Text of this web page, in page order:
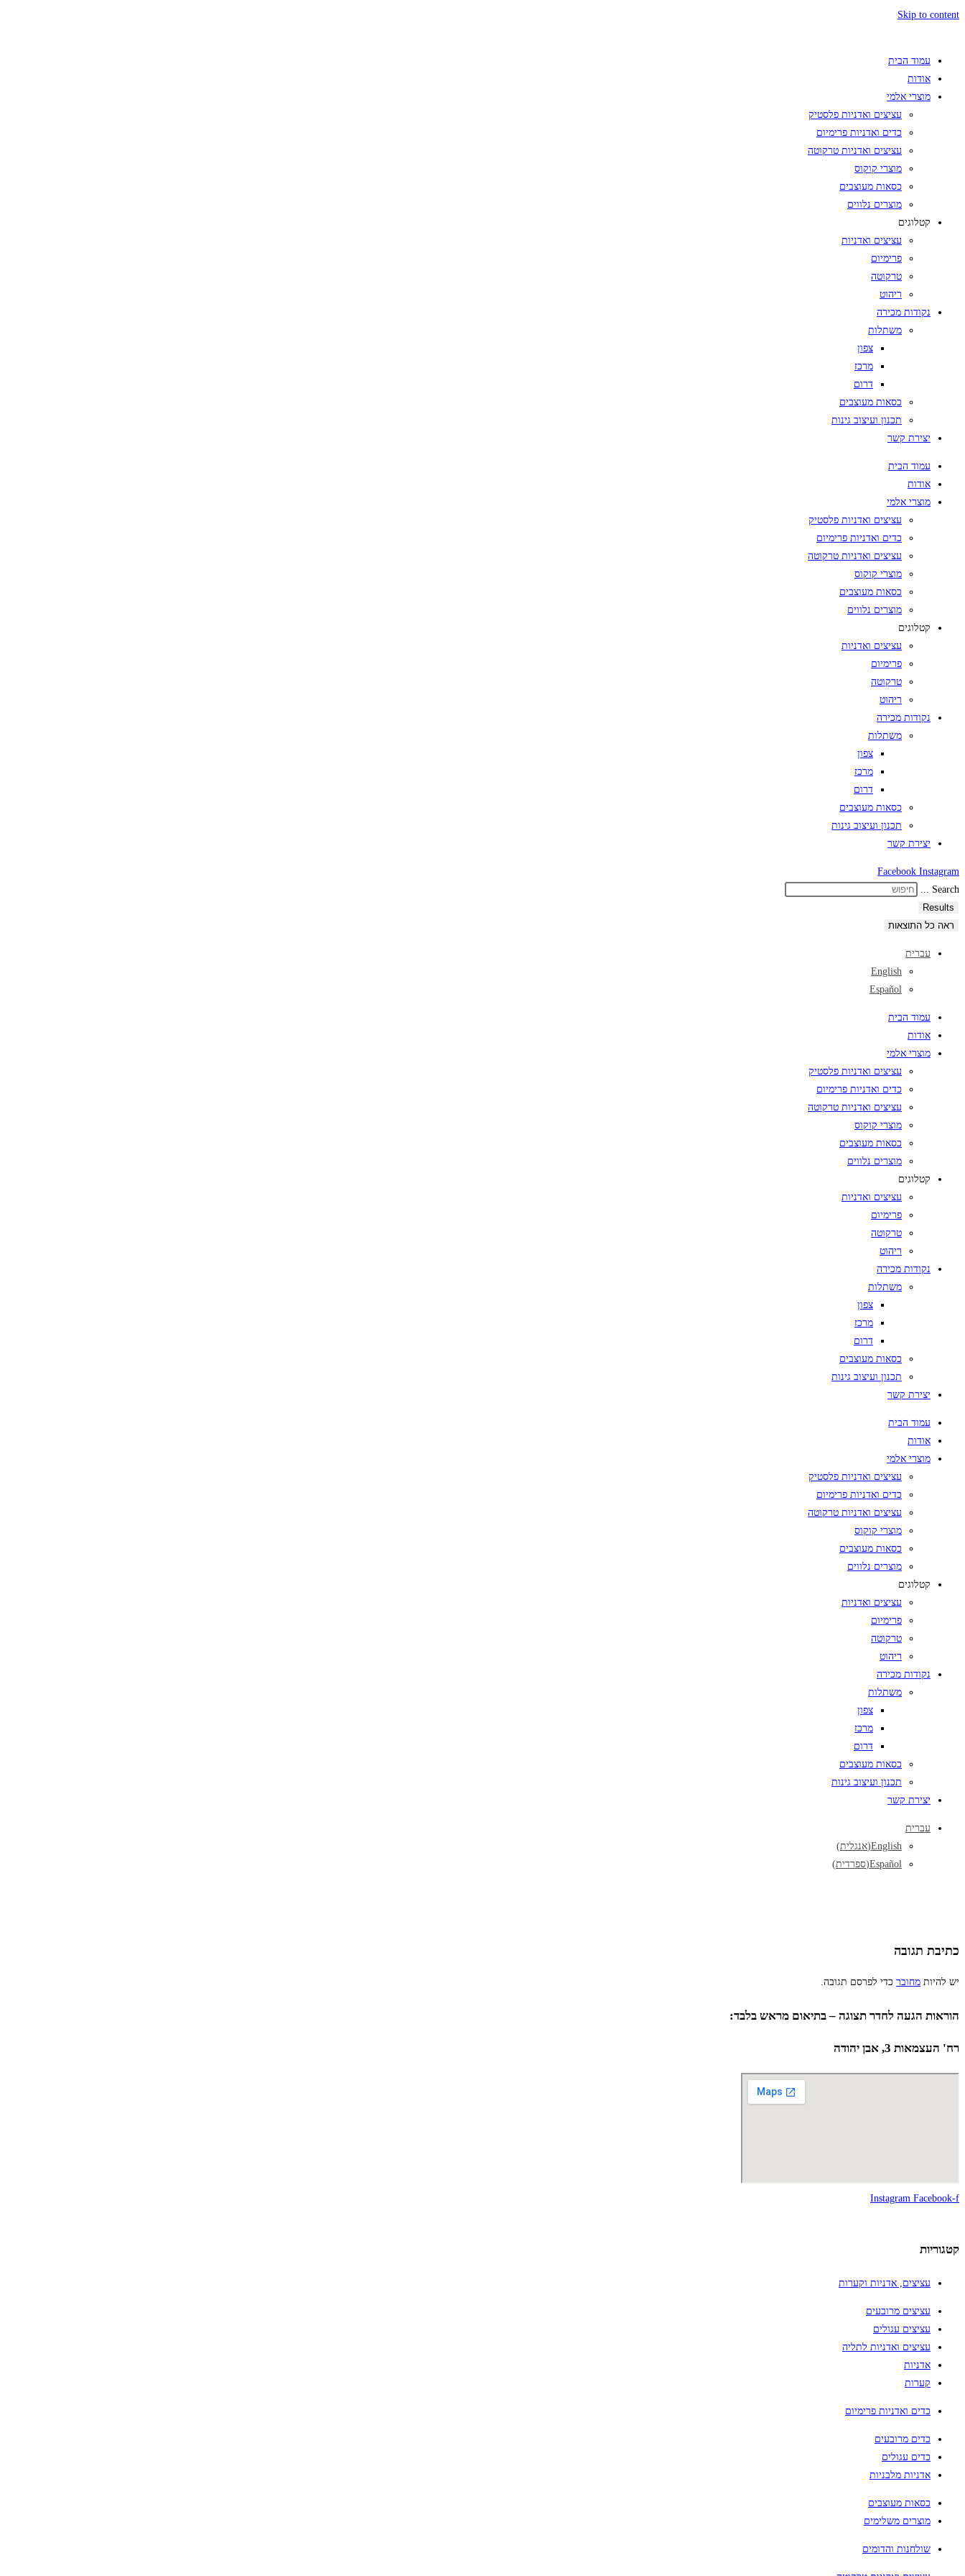
Skip to content
עמוד הבית
אודות
מוצרי אלמי
עציצים ואדניות פלסטיק
כדים ואדניות פרימיום
עציצים ואדניות טרקוטה
מוצרי קוקוס
כסאות מעוצבים
מוצרים נלווים
קטלוגים
עציצים ואדניות
פרימיום
טרקוטה
ריהוט
נקודות מכירה
משתלות
צפון
מרכז
דרום
כסאות מעוצבים
תכנון ועיצוב גינות
יצירת קשר
עמוד הבית
אודות
מוצרי אלמי
עציצים ואדניות פלסטיק
כדים ואדניות פרימיום
עציצים ואדניות טרקוטה
מוצרי קוקוס
כסאות מעוצבים
מוצרים נלווים
קטלוגים
עציצים ואדניות
פרימיום
טרקוטה
ריהוט
נקודות מכירה
משתלות
צפון
מרכז
דרום
כסאות מעוצבים
תכנון ועיצוב גינות
יצירת קשר
Facebook Instagram
Search ...
Results
ראה כל התוצאות
עברית
English
Español
עמוד הבית
אודות
מוצרי אלמי
עציצים ואדניות פלסטיק
כדים ואדניות פרימיום
עציצים ואדניות טרקוטה
מוצרי קוקוס
כסאות מעוצבים
מוצרים נלווים
קטלוגים
עציצים ואדניות
פרימיום
טרקוטה
ריהוט
נקודות מכירה
משתלות
צפון
מרכז
דרום
כסאות מעוצבים
תכנון ועיצוב גינות
יצירת קשר
עמוד הבית
אודות
מוצרי אלמי
עציצים ואדניות פלסטיק
כדים ואדניות פרימיום
עציצים ואדניות טרקוטה
מוצרי קוקוס
כסאות מעוצבים
מוצרים נלווים
קטלוגים
עציצים ואדניות
פרימיום
טרקוטה
ריהוט
נקודות מכירה
משתלות
צפון
מרכז
דרום
כסאות מעוצבים
תכנון ועיצוב גינות
יצירת קשר
עברית
English
(אנגלית)
Español
(ספרדית)
כתיבת תגובה
יש להיות מחובר כדי לפרסם תגובה.
הוראות הגעה לחדר תצוגה – בתיאום מראש בלבד:
רח' העצמאות 3, אבן יהודה
Instagram Facebook-f
קטגוריות
עציצים, אדניות וקערות
עציצים מרובעים
עציצים עגולים
עציצים ואדניות לתליה
אדניות
קערות
כדים ואדניות פרימיום
כדים מרובעים
כדים עגולים
אדניות מלבניות
כסאות מעוצבים
מוצרים משלימים
שולחנות והדומים